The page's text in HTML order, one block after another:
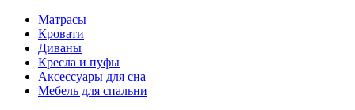
Матрасы
Кровати
Диваны
Кресла и пуфы
Аксессуары для сна
Мебель для спальни